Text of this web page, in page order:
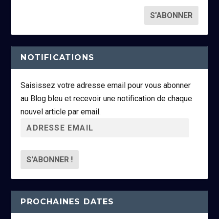
NOTIFICATIONS
Saisissez votre adresse email pour vous abonner
au Blog bleu et recevoir une notification de chaque
nouvel article par email.
r
s
s
e
PROCHAINES DATES